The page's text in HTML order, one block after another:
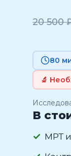
20 500
80
🔬
В
МРТ